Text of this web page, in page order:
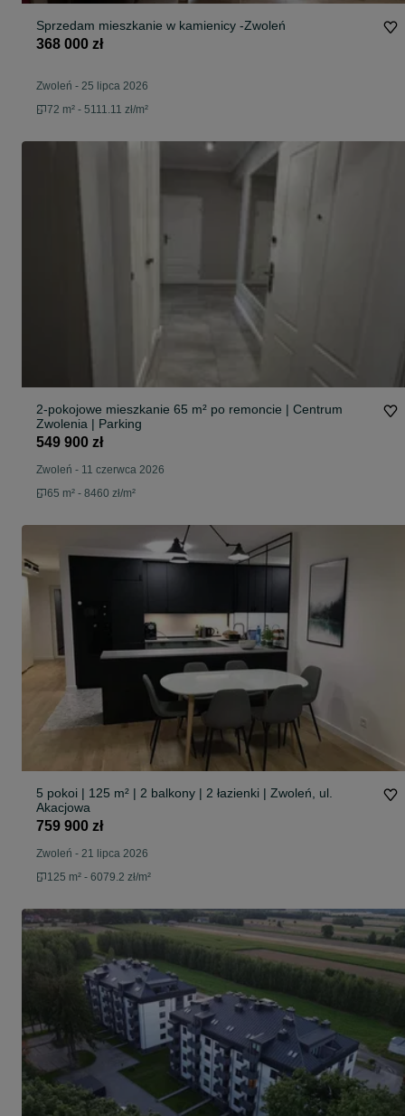
Sprzedam mieszkanie w kamienicy -Zwoleń
368 000 zł
Zwoleń - 25 lipca 2026
72 m² - 5111.11 zł/m²
2-pokojowe mieszkanie 65 m² po remoncie | Centrum
Zwolenia | Parking
549 900 zł
Zwoleń - 11 czerwca 2026
65 m² - 8460 zł/m²
5 pokoi | 125 m² | 2 balkony | 2 łazienki | Zwoleń, ul.
Akacjowa
759 900 zł
Zwoleń - 21 lipca 2026
125 m² - 6079.2 zł/m²